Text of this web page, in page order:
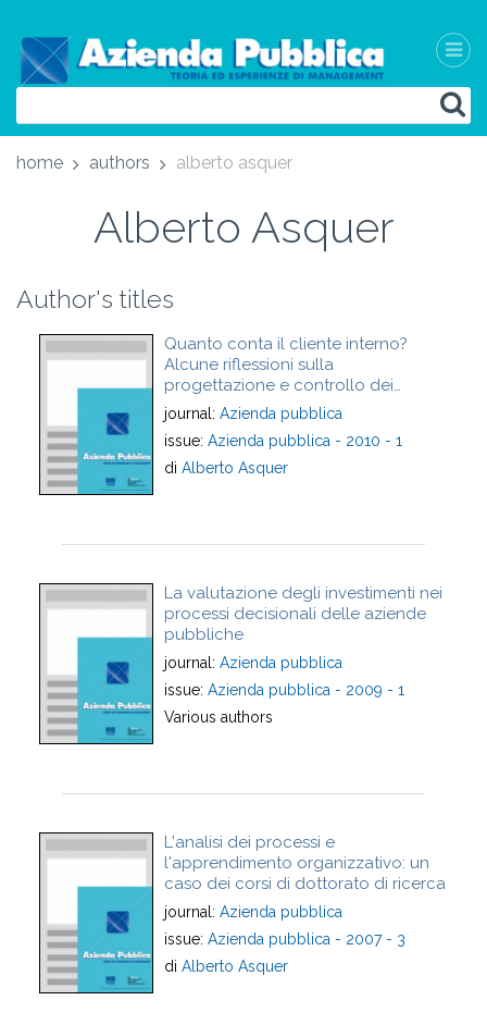
home authors alberto asquer
Alberto Asquer
Author's titles
Quanto conta il cliente interno?
Alcune riflessioni sulla
progettazione e controllo dei
processi aziendali
journal: Azienda pubblica
issue: Azienda pubblica - 2010 - 1
di Alberto Asquer
La valutazione degli investimenti nei
processi decisionali delle aziende
pubbliche
journal: Azienda pubblica
issue: Azienda pubblica - 2009 - 1
Various authors
L'analisi dei processi e
l'apprendimento organizzativo: un
caso dei corsi di dottorato di ricerca
journal: Azienda pubblica
issue: Azienda pubblica - 2007 - 3
di Alberto Asquer